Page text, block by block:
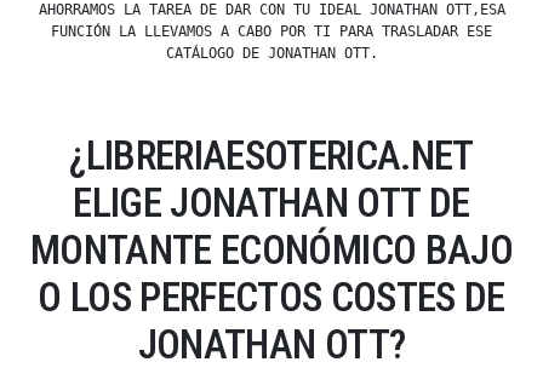
AHORRAMOS LA TAREA DE DAR CON TU IDEAL JONATHAN OTT,ESA
FUNCIÓN LA LLEVAMOS A CABO POR TI PARA TRASLADAR ESE
CATÁLOGO DE JONATHAN OTT.
¿LIBRERIAESOTERICA.NET
ELIGE JONATHAN OTT DE
MONTANTE ECONÓMICO BAJO
O LOS PERFECTOS COSTES DE
JONATHAN OTT?